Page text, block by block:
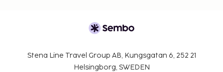
Stena Line Travel Group AB, Kungsgatan 6, 252 21
Helsingborg, SWEDEN